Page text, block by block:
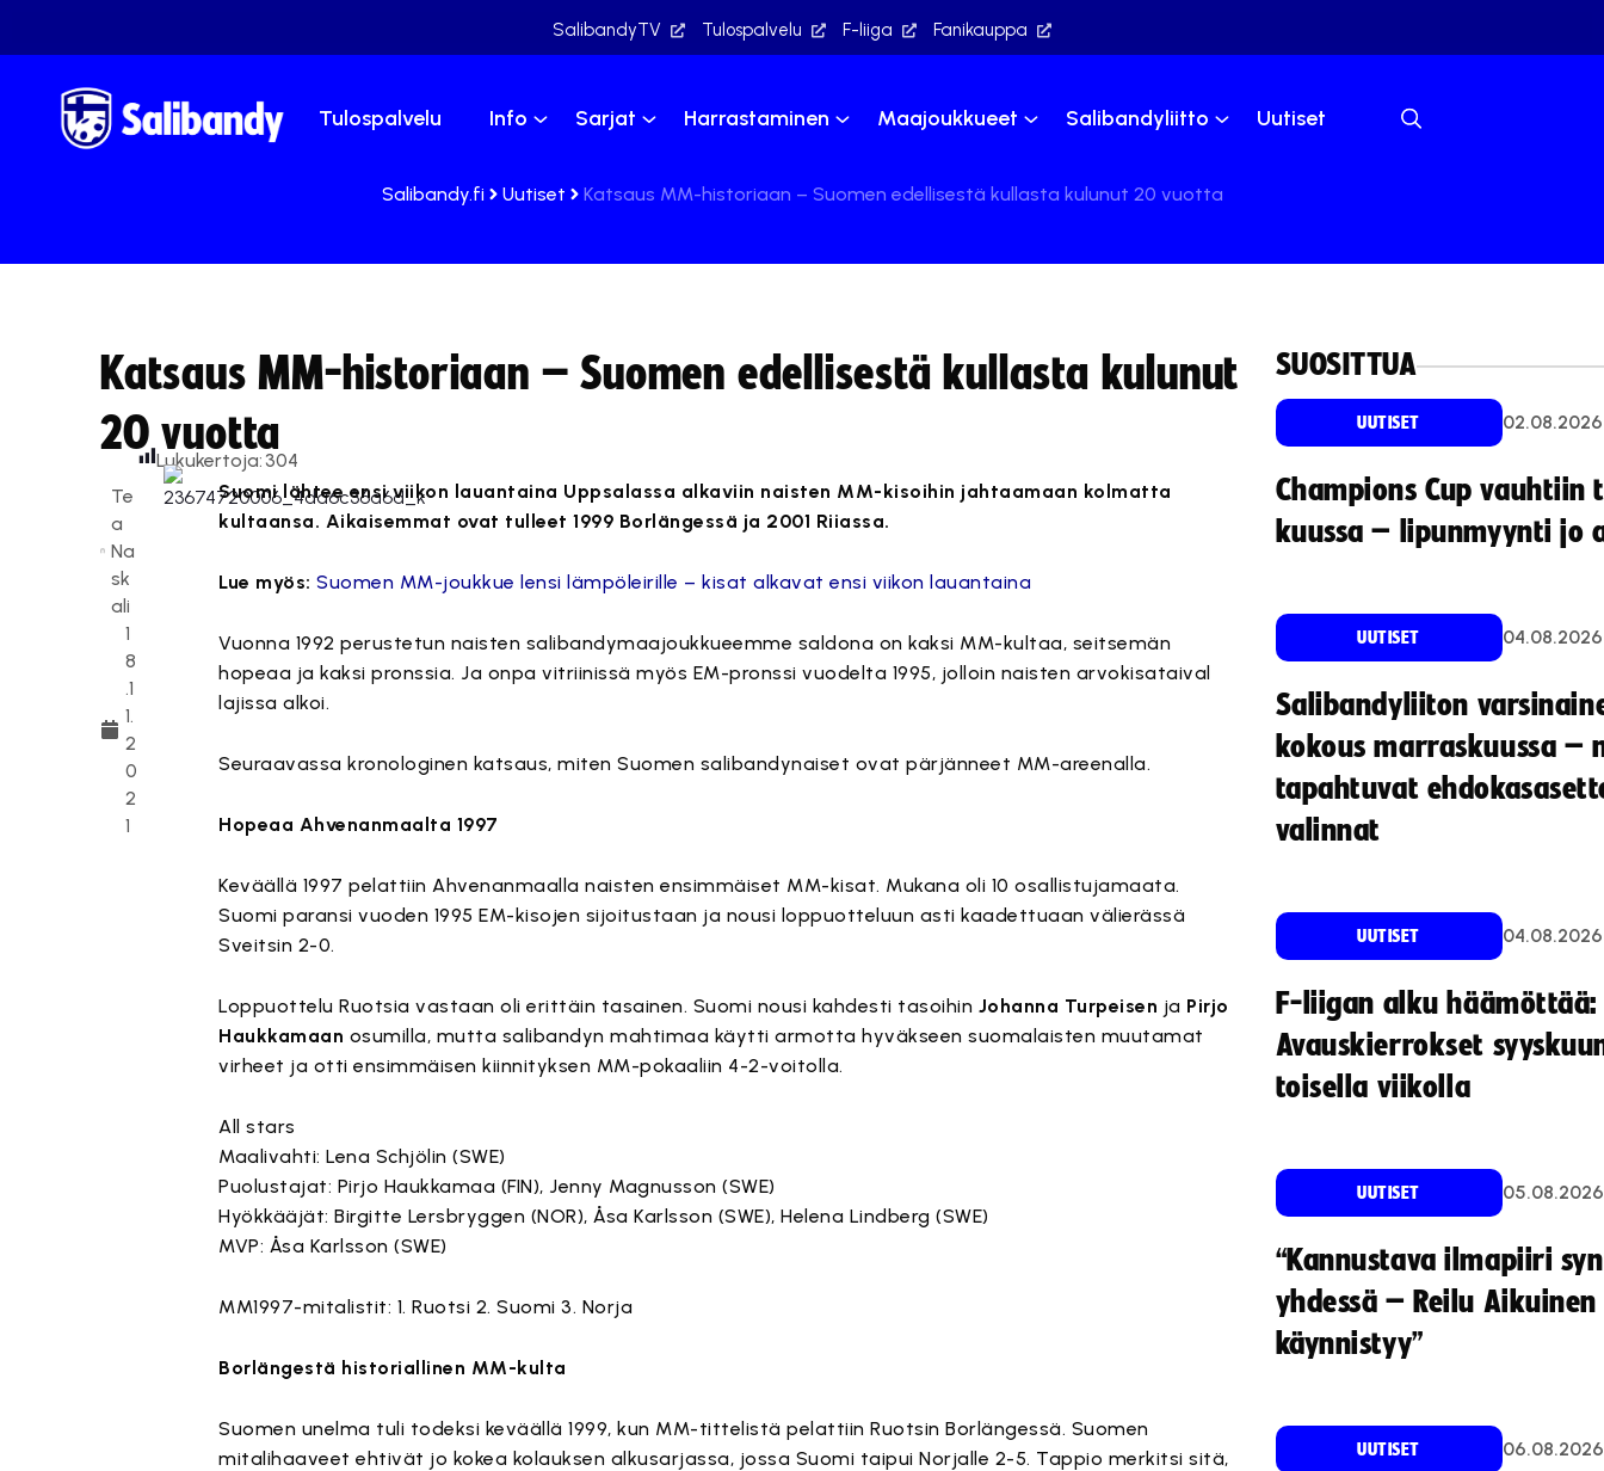
SalibandyTV Tulospalvelu F-liiga Fanikauppa
Tulospalvelu Info Sarjat Harrastaminen Maajoukkueet Salibandyliitto Uutiset
Salibandy.fi Uutiset Katsaus MM-historiaan – Suomen edellisestä kullasta kulunut 20 vuotta
Katsaus MM-historiaan – Suomen edellisestä kullasta kulunut
20 vuotta
Te
a
Na
sk
ali
1
8
.1
1.
2
0
2
1
Lukukertoja: 304
Suomi lähtee ensi viikon lauantaina Uppsalassa alkaviin naisten MM-kisoihin jahtaamaan kolmatta
kultaansa. Aikaisemmat ovat tulleet 1999 Borlängessä ja 2001 Riiassa.
Lue myös: Suomen MM-joukkue lensi lämpöleirille – kisat alkavat ensi viikon lauantaina
Vuonna 1992 perustetun naisten salibandymaajoukkueemme saldona on kaksi MM-kultaa, seitsemän
hopeaa ja kaksi pronssia. Ja onpa vitriinissä myös EM-pronssi vuodelta 1995, jolloin naisten arvokisataival
lajissa alkoi.
Seuraavassa kronologinen katsaus, miten Suomen salibandynaiset ovat pärjänneet MM-areenalla.
Hopeaa Ahvenanmaalta 1997
Keväällä 1997 pelattiin Ahvenanmaalla naisten ensimmäiset MM-kisat. Mukana oli 10 osallistujamaata.
Suomi paransi vuoden 1995 EM-kisojen sijoitustaan ja nousi loppuotteluun asti kaadettuaan välierässä
Sveitsin 2-0.
Loppuottelu Ruotsia vastaan oli erittäin tasainen. Suomi nousi kahdesti tasoihin Johanna Turpeisen ja Pirjo
Haukkamaan osumilla, mutta salibandyn mahtimaa käytti armotta hyväkseen suomalaisten muutamat
virheet ja otti ensimmäisen kiinnityksen MM-pokaaliin 4-2-voitolla.
All stars
Maalivahti: Lena Schjölin (SWE)
Puolustajat: Pirjo Haukkamaa (FIN), Jenny Magnusson (SWE)
Hyökkääjät: Birgitte Lersbryggen (NOR), Åsa Karlsson (SWE), Helena Lindberg (SWE)
MVP: Åsa Karlsson (SWE)
MM1997-mitalistit: 1. Ruotsi 2. Suomi 3. Norja
Borlängestä historiallinen MM-kulta
Suomen unelma tuli todeksi keväällä 1999, kun MM-tittelistä pelattiin Ruotsin Borlängessä. Suomen
mitalihaaveet ehtivät jo kokea kolauksen alkusarjassa, jossa Suomi taipui Norjalle 2-5. Tappio merkitsi sitä,
SUOSITTUA
UUTISET 02.08.2026
Champions Cup vauhtiin
kuussa – lipunmyynti jo
UUTISET 04.08.2026
Salibandyliiton
kokous marraskuussa –
tapahtuvat
valinnat
UUTISET 04.08.2026
F-liigan alku häämöttää:
Avauskierrokset
toisella viikolla
UUTISET 05.08.2026
“Kannustava ilmapiiri
yhdessä – Reilu
käynnistyy”
UUTISET 06.08.2026